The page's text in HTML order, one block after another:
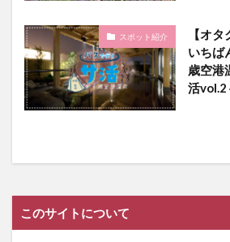
スポット紹介
【オ
いち
歳空港
活vol.2
このサイトについて